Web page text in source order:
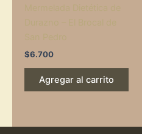
$6.700
Agregar al carrito